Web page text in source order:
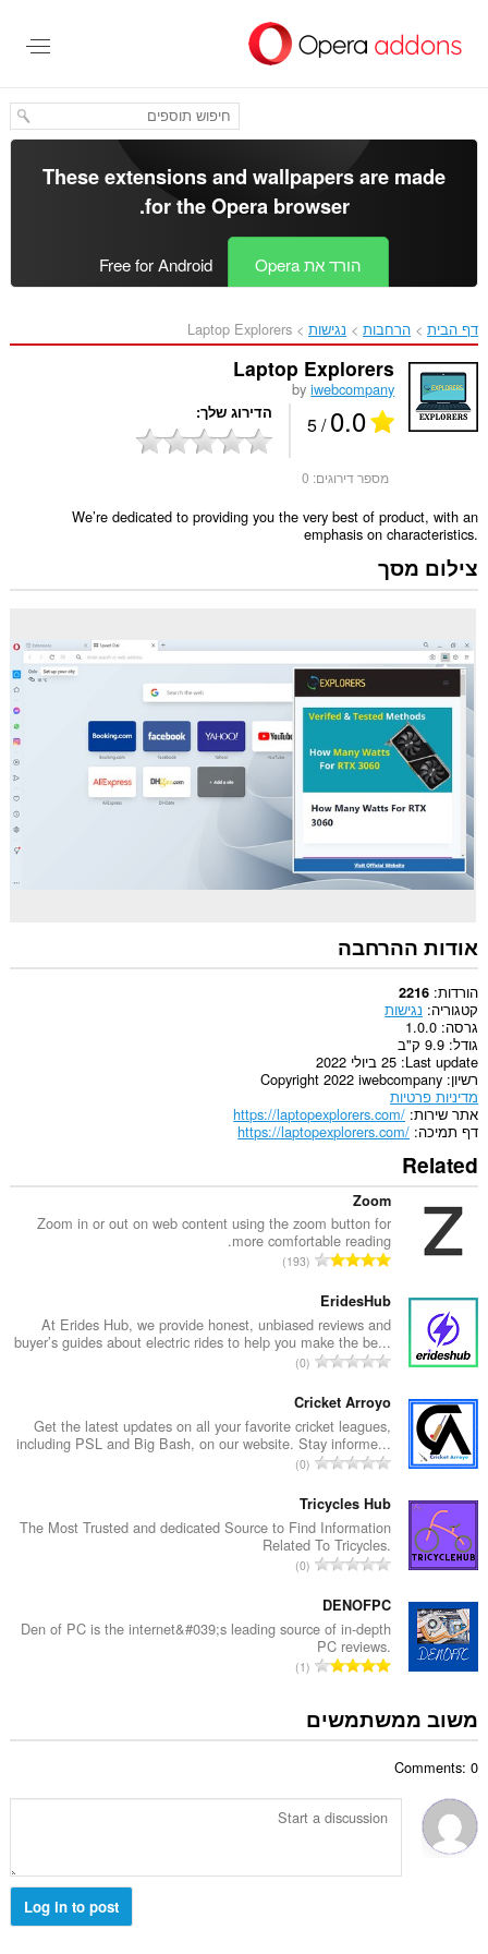
העיקרי
These extensions and wallpapers are made
for theOpera browser
.
הורד את Opera Free for Android
דף הבית הרחבות נגישות Laptop Explorers‎
Laptop Explorers
byiwebcompany
0.0
/ 5 הדירוג שלך
מספר דירוגים: 0
We’re dedicated to providing you the very best of product, with an
emphasis on characteristics.
צילום מסך
אודות ההרחבה
הורדות 2216
קטגוריה נגישות
גרסה 1.0.0
גודל 9.9 ק"ב
Last update 25 ביולי 2022
רשיון Copyright 2022 iwebcompany
מדיניות פרטיות
אתר שירות https://laptopexplorers.com/
דף תמיכה https://laptopexplorers.com/
Related
Zoom
Zoom in or out on web content using the zoom button for
more comfortable reading.
מ
ר
ד
י
ו
ג
י
ם
:
193
EridesHub
At Erides Hub, we provide honest, unbiased reviews and
buyer’s guides about electric rides to help you make the be...
מ
פ
ר
ד
י
ו
ג
י
ם
0
Cricket Arroyo
Get the latest updates on all your favorite cricket leagues,
including PSL and Big Bash, on our website. Stay informe...
מ
פ
ר
ד
י
ג
י
ם
0
Tricycles Hub
The Most Trusted and dedicated Source to Find Information
Related To Tricycles.
מ
ר
י
ו
ג
:
0
DENOFPC
Den of PC is the internet&#039;s leading source of in-depth
PC reviews.
מ
ר
ר
ו
ם
1
משוב ממשתמשים
Comments: 0
Log in to post